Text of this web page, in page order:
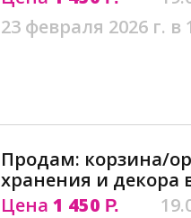
23 февраля 2026 г. в
Продам: корзина/
хранения и декора
Цена 1 450 Р.